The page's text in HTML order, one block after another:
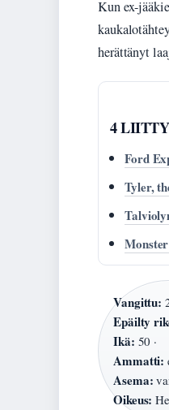
Kun ex-
herättänyt
4
Ford
Tyler,
Vangittu:
Epäilty
Ikä: 50 ·
Ammatti:
Asema:
Oikeus: